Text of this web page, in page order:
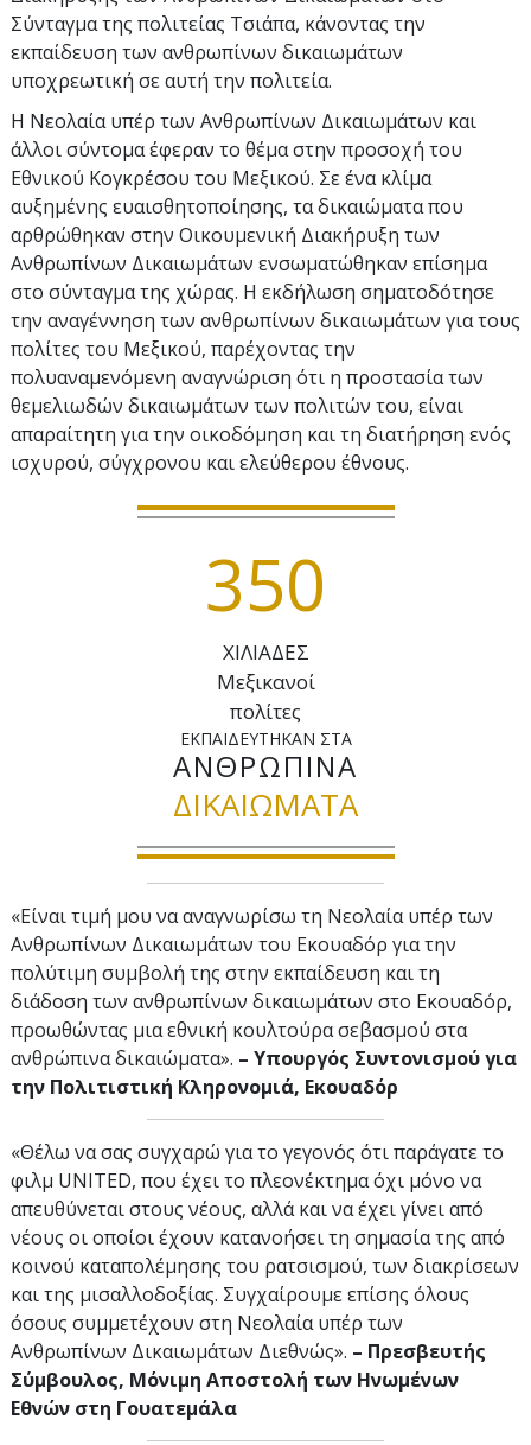
Σύνταγμα της πολιτείας Τσιάπα, κάνοντας την
εκπαίδευση των ανθρωπίνων δικαιωμάτων
υποχρεωτική σε αυτή την πολιτεία.
Η Νεολαία υπέρ των Ανθρωπίνων Δικαιωμάτων και
άλλοι σύντομα έφεραν το θέμα στην προσοχή του
Εθνικού Κογκρέσου του Μεξικού. Σε ένα κλίμα
αυξημένης ευαισθητοποίησης, τα δικαιώματα που
αρθρώθηκαν στην Οικουμενική Διακήρυξη των
Ανθρωπίνων Δικαιωμάτων ενσωματώθηκαν επίσημα
στο σύνταγμα της χώρας. Η εκδήλωση σηματοδότησε
την αναγέννηση των ανθρωπίνων δικαιωμάτων για τους
πολίτες του Μεξικού, παρέχοντας την
πολυαναμενόμενη αναγνώριση ότι η προστασία των
θεμελιωδών δικαιωμάτων των πολιτών του, είναι
απαραίτητη για την οικοδόμηση και τη διατήρηση ενός
ισχυρού, σύγχρονου και ελεύθερου έθνους.
350
ΧΙΛΙΑΔΕΣ
Μεξικανοί
πολίτες
ΕΚΠΑΙΔΕΥΤΗΚΑΝ ΣΤΑ
ΑΝΘΡΩΠΙΝΑ
ΔΙΚΑΙΩΜΑΤΑ
«Είναι τιμή μου να αναγνωρίσω τη Νεολαία υπέρ των
Ανθρωπίνων Δικαιωμάτων του Εκουαδόρ για την
πολύτιμη συμβολή της στην εκπαίδευση και τη
διάδοση των ανθρωπίνων δικαιωμάτων στο Εκουαδόρ,
προωθώντας μια εθνική κουλτούρα σεβασμού στα
ανθρώπινα δικαιώματα». – Υπουργός Συντονισμού για
την Πολιτιστική Κληρονομιά, Εκουαδόρ
«Θέλω να σας συγχαρώ για το γεγονός ότι παράγατε το
φιλμ UNITED, που έχει το πλεονέκτημα όχι μόνο να
απευθύνεται στους νέους, αλλά και να έχει γίνει από
νέους οι οποίοι έχουν κατανοήσει τη σημασία της από
κοινού καταπολέμησης του ρατσισμού, των διακρίσεων
και της μισαλλοδοξίας. Συγχαίρουμε επίσης όλους
όσους συμμετέχουν στη Νεολαία υπέρ των
Ανθρωπίνων Δικαιωμάτων Διεθνώς». – Πρεσβευτής
Σύμβουλος, Μόνιμη Αποστολή των Ηνωμένων
Εθνών στη Γουατεμάλα